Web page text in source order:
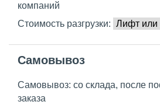
компаний
Стоимость разгрузки:
Самовывоз
Самовывоз: со склада, после
заказа